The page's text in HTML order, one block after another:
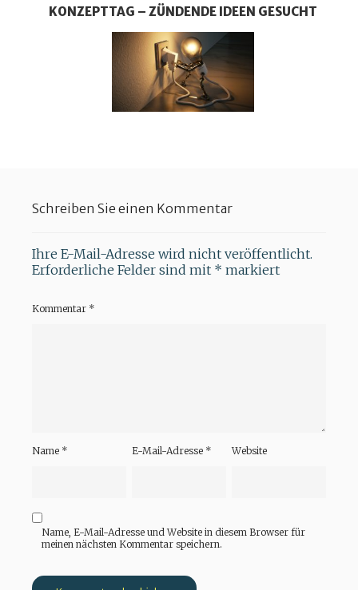
KONZEPTTAG – ZÜNDENDE IDEEN GESUCHT
Schreiben Sie einen Kommentar
Ihre E-Mail-Adresse wird nicht veröffentlicht.
Erforderliche Felder sind mit * markiert
Kommentar *
Name * E-Mail-Adresse * Website
Name, E-Mail-Adresse und Website in diesem Browser für
meinen nächsten Kommentar speichern.